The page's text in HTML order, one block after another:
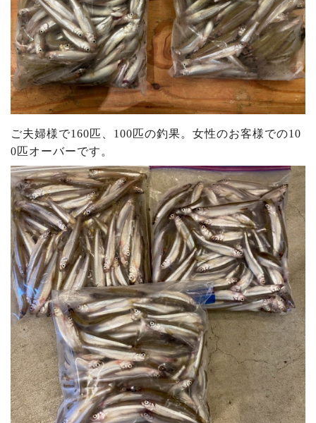
ご夫婦様で160匹、100匹の釣果。女性のお客様での10
0匹オーバーです。